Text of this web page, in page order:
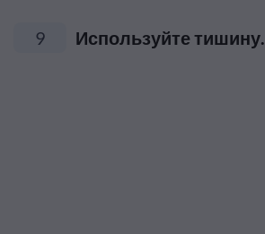
9 Используйте тишину.